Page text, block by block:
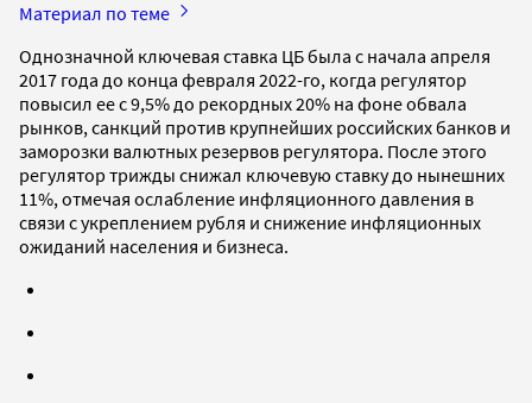
Материал по теме
Однозначной ключевая ставка ЦБ была с начала апреля
2017 года до конца февраля 2022-го, когда регулятор
повысил ее с 9,5% до рекордных 20% на фоне обвала
рынков, санкций против крупнейших российских банков и
заморозки валютных резервов регулятора. После этого
регулятор трижды снижал ключевую ставку до нынешних
11%, отмечая ослабление инфляционного давления в
связи с укреплением рубля и снижение инфляционных
ожиданий населения и бизнеса.